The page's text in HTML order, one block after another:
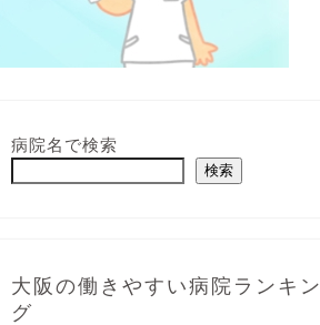
病院名で検索
検索
大阪の働きやすい病院ランキン
グ